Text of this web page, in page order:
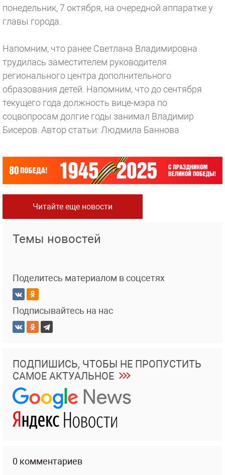
понедельник, 7 октября, на очередной аппаратке у
главы города.
Напомним, что ранее Светлана Владимировна
трудилась заместителем руководителя
регионального центра дополнительного
образования детей. Напомним, что до сентября
текущего года должность вице-мэра по
соцвопросам долгие годы занимал Владимир
Бисеров. Автор статьи: Людмила Баннова
Читайте еще новости
Темы новостей
Поделитесь материалом в соцсетях
Подписывайтесь на нас
ПОДПИШИСЬ, ЧТОБЫ НЕ ПРОПУСТИТЬ
САМОЕ АКТУАЛЬНОЕ
0 комментариев